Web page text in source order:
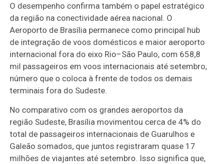
O desempenho confirma também o papel estratégico
da região na conectividade aérea nacional. O
Aeroporto de Brasília permanece como principal hub
de integração de voos domésticos e maior aeroporto
internacional fora do eixo Rio–São Paulo, com 658,8
mil passageiros em voos internacionais até setembro,
número que o coloca à frente de todos os demais
terminais fora do Sudeste.
No comparativo com os grandes aeroportos da
região Sudeste, Brasília movimentou cerca de 4% do
total de passageiros internacionais de Guarulhos e
Galeão somados, que juntos registraram quase 17
milhões de viajantes até setembro. Isso significa que,